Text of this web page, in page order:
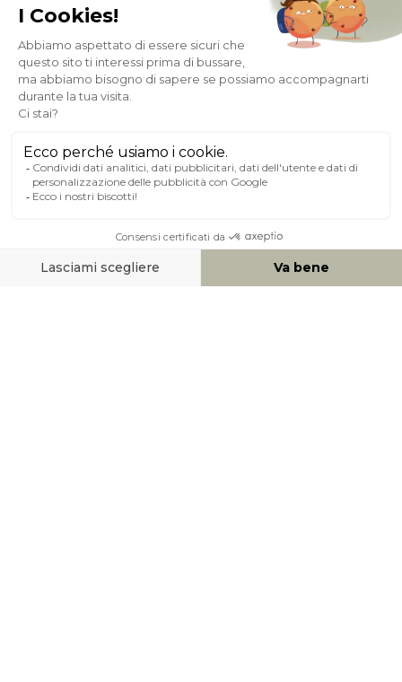
Pagamento sicuro
A PROPOSITO DI MILIBOO
AIUTO & CONTATTO